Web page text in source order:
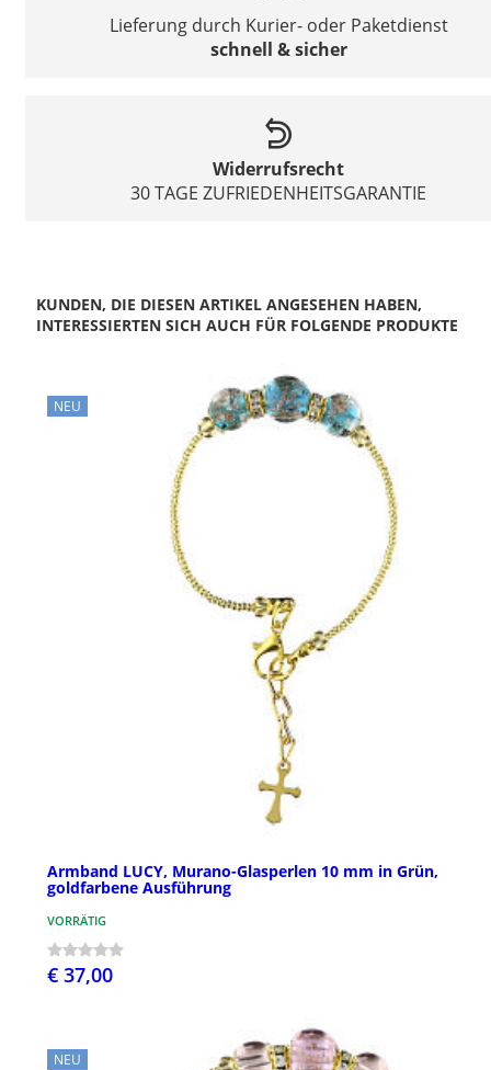
Lieferung durch Kurier- oder Paketdienst
schnell & sicher
Widerrufsrecht
30 TAGE ZUFRIEDENHEITSGARANTIE
KUNDEN, DIE DIESEN ARTIKEL ANGESEHEN HABEN,
INTERESSIERTEN SICH AUCH FÜR FOLGENDE PRODUKTE
NEU
Armband LUCY, Murano-Glasperlen 10 mm in Grün,
goldfarbene Ausführung
VORRÄTIG
€ 37,00
NEU